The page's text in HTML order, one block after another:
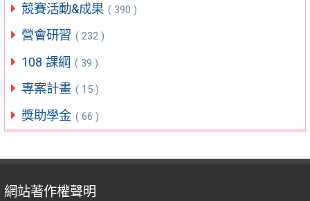
競賽活動&成果 ( 390 )
營會研習 ( 232 )
108 課綱 ( 39 )
專案計畫 ( 15 )
獎助學金 ( 66 )
網站著作權聲明